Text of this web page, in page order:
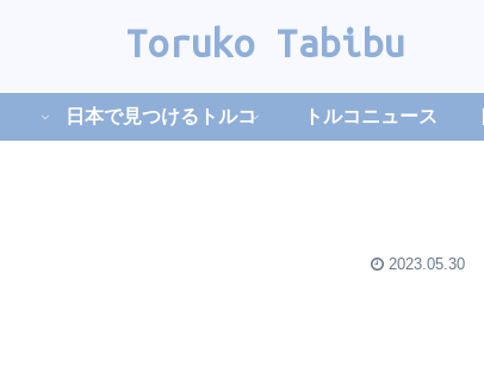
Toruko Tabibu
日本で見つけるトルコ トルコニュース
2023.05.30